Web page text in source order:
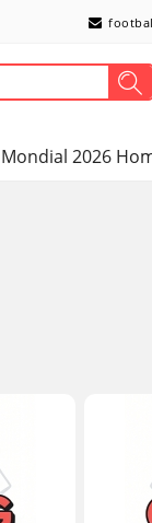
Mondial 2026